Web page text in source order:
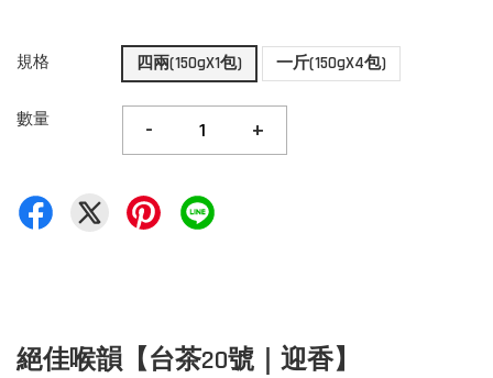
規格 四兩(150gX1包) 一斤(150gX4包)
數量 - +
絕佳喉韻【台茶20號｜迎香】